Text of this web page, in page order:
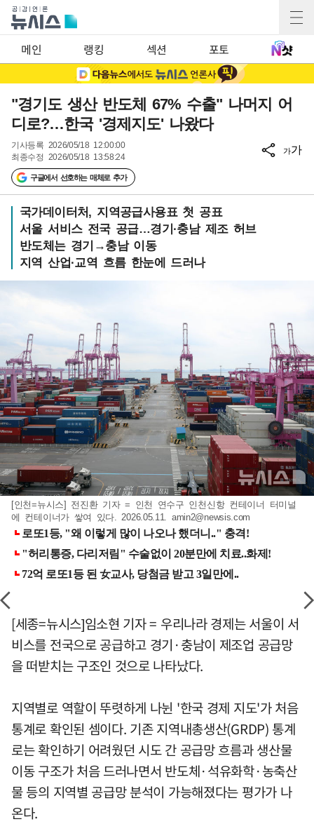
메인 랭킹 섹션 포토
"경기도 생산 반도체 67% 수출" 나머지 어
디로?…한국 '경제지도' 나왔다
기사등록 2026/05/18 12:00:00
최종수정 2026/05/18 13:58:24
구글에서 선호하는 매체로 추가
가가
국가데이터처, 지역공급사용표 첫 공표
서울 서비스 전국 공급…경기·충남 제조 허브
반도체는 경기→충남 이동
지역 산업·교역 흐름 한눈에 드러나
[인천=뉴시스] 전진환 기자 = 인천 연수구 인천신항 컨테이너 터미널
에 컨테이너가 쌓여 있다. 2026.05.11. amin2@newsis.com
[세종=뉴시스]임소현 기자 = 우리나라 경제는 서울이 서
비스를 전국으로 공급하고 경기·충남이 제조업 공급망
을 떠받치는 구조인 것으로 나타났다.
지역별로 역할이 뚜렷하게 나뉜 '한국 경제 지도'가 처음
통계로 확인된 셈이다. 기존 지역내총생산(GRDP) 통계
로는 확인하기 어려웠던 시도 간 공급망 흐름과 생산물
이동 구조가 처음 드러나면서 반도체·석유화학·농축산
물 등의 지역별 공급망 분석이 가능해졌다는 평가가 나
온다.